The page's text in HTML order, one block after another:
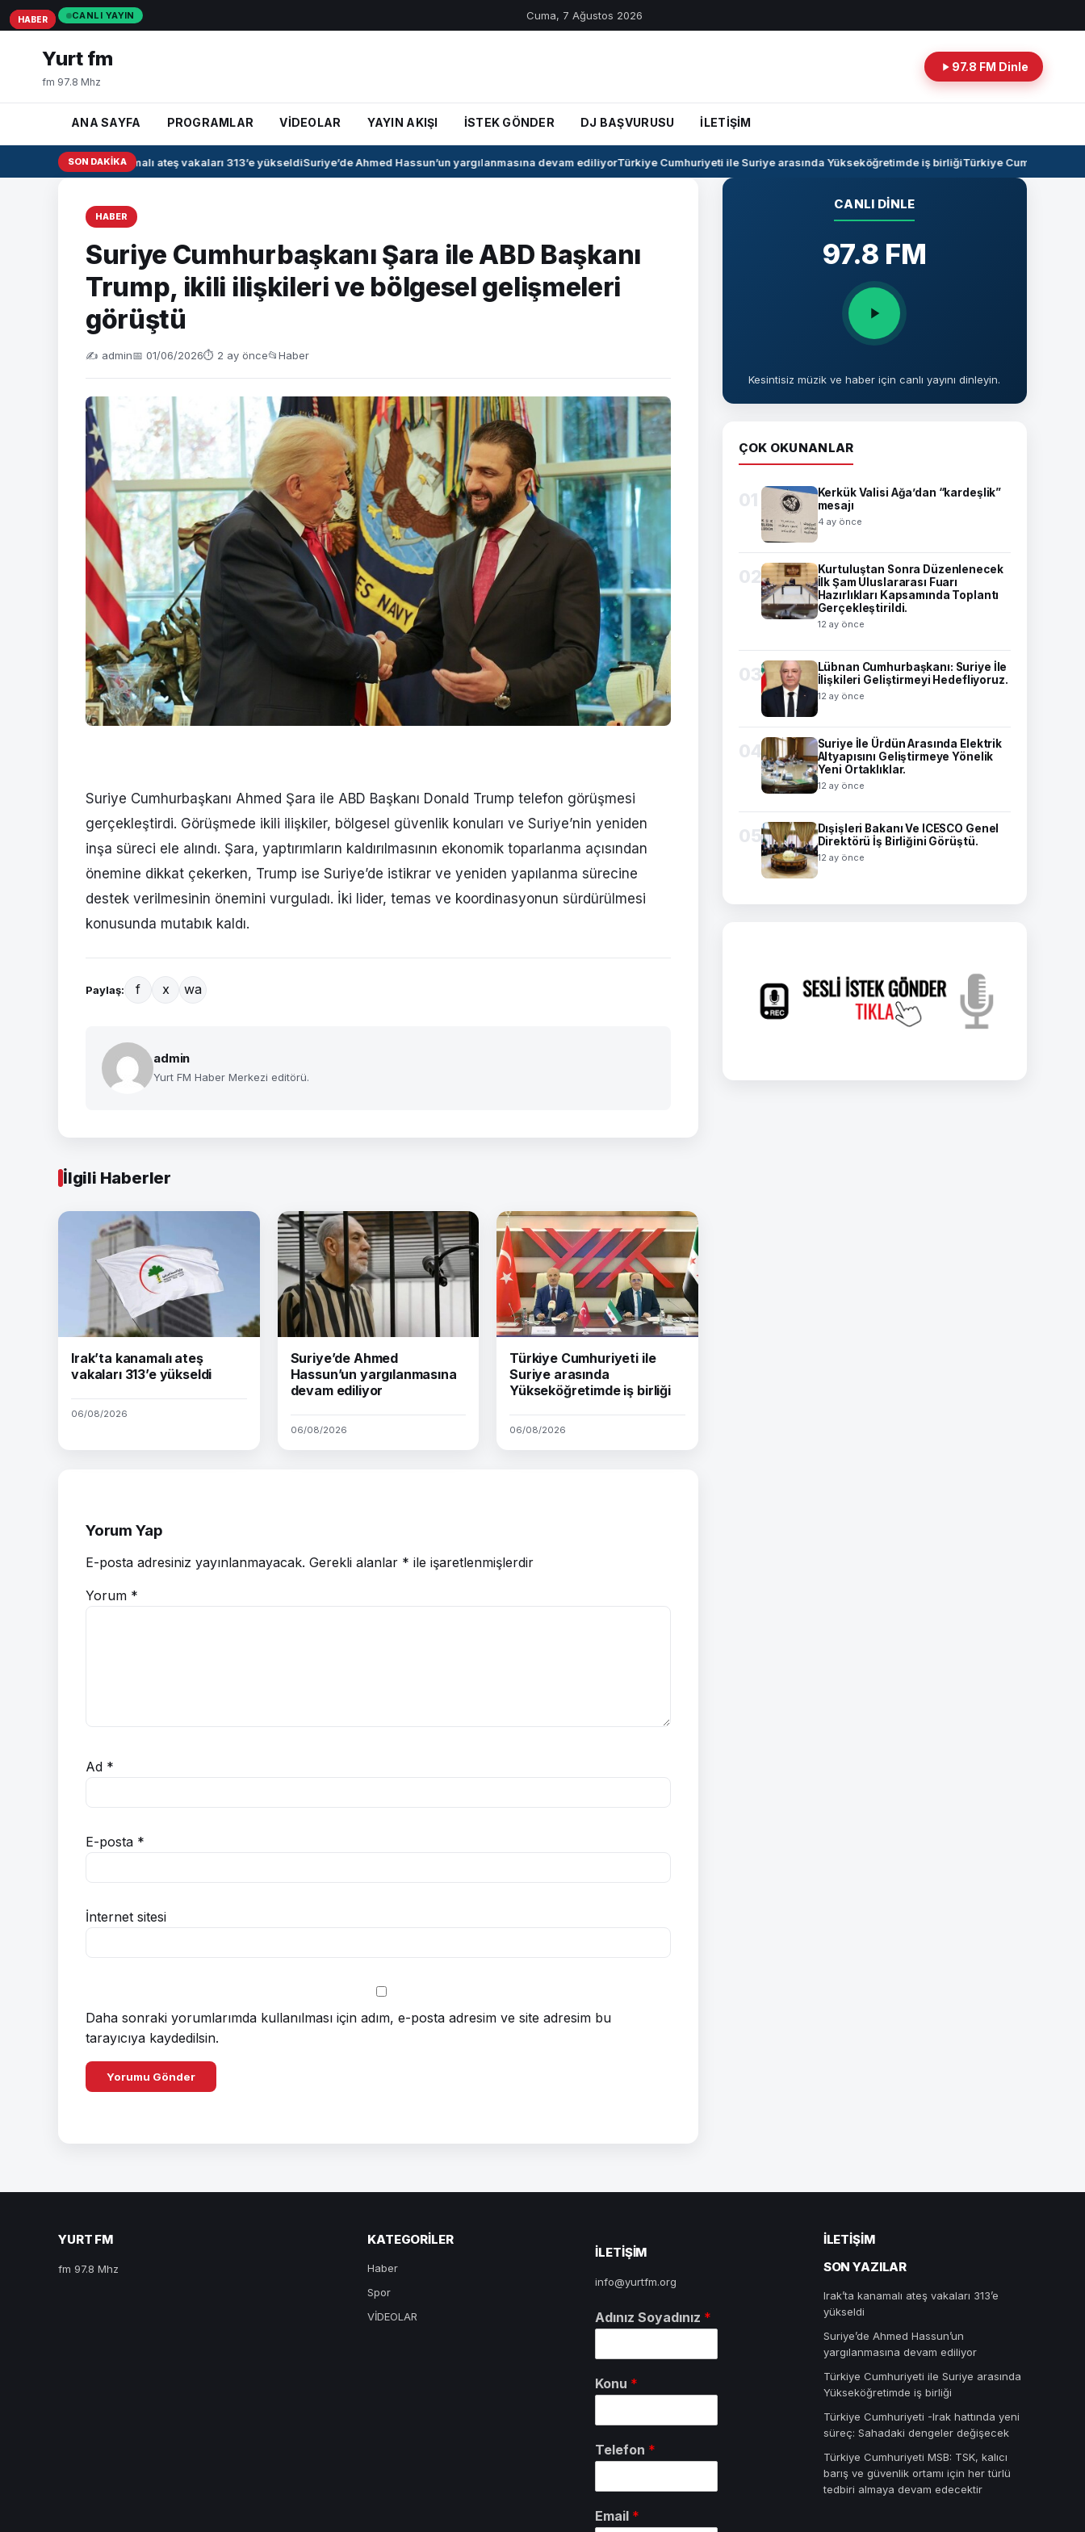
CANLI YAYIN Cuma, 7 Ağustos 2026
Yurt fm
fm 97.8 Mhz
97.8 FM Dinle
ANA SAYFA PROGRAMLAR VİDEOLAR YAYIN AKIŞI İSTEK GÖNDER DJ BAŞVURUSU İLETİŞİM
SON DAKIKA
Irak’ta kanamalı ateş vakaları 313’e yükseldiSuriye’de Ahmed Hassun’un yargılanmasına devam ediliyorTürkiye Cumhuriyeti ile Suriye arasında Yükseköğretimde iş birliğiTürkiye Cumhuriyeti -
HABER
Suriye Cumhurbaşkanı Şara ile ABD Başkanı
Trump, ikili ilişkileri ve bölgesel gelişmeleri
görüştü
✍️ admin📅 01/06/2026⏱ 2 ay önce📂Haber
Suriye Cumhurbaşkanı Ahmed Şara ile ABD Başkanı Donald Trump telefon görüşmesi
gerçekleştirdi. Görüşmede ikili ilişkiler, bölgesel güvenlik konuları ve Suriye’nin yeniden
inşa süreci ele alındı. Şara, yaptırımların kaldırılmasının ekonomik toparlanma açısından
önemine dikkat çekerken, Trump ise Suriye’de istikrar ve yeniden yapılanma sürecine
destek verilmesinin önemini vurguladı. İki lider, temas ve koordinasyonun sürdürülmesi
konusunda mutabık kaldı.
Paylaş: f x wa
admin
Yurt FM Haber Merkezi editörü.
İlgili Haberler
HABER
Irak’ta kanamalı ateş
vakaları 313’e yükseldi
06/08/2026
HABER
Suriye’de Ahmed
Hassun’un yargılanmasına
devam ediliyor
06/08/2026
HABER
Türkiye Cumhuriyeti ile
Suriye arasında
Yükseköğretimde iş birliği
06/08/2026
Yorum Yap
E-posta adresiniz yayınlanmayacak. Gerekli alanlar * ile işaretlenmişlerdir
Yorum *
Ad *
E-posta *
İnternet sitesi
Daha sonraki yorumlarımda kullanılması için adım, e-posta adresim ve site adresim bu
tarayıcıya kaydedilsin.
CANLI DINLE
97.8 FM
Kesintisiz müzik ve haber için canlı yayını dinleyin.
ÇOK OKUNANLAR
01
Kerkük Valisi Ağa’dan “kardeşlik”
mesajı
4 ay önce
02
Kurtuluştan Sonra Düzenlenecek
İlk Şam Uluslararası Fuarı
Hazırlıkları Kapsamında Toplantı
Gerçekleştirildi.
12 ay önce
03
Lübnan Cumhurbaşkanı: Suriye İle
İlişkileri Geliştirmeyi Hedefliyoruz.
12 ay önce
04
Suriye İle Ürdün Arasında Elektrik
Altyapısını Geliştirmeye Yönelik
Yeni Ortaklıklar.
12 ay önce
05
Dışişleri Bakanı Ve ICESCO Genel
Direktörü İş Birliğini Görüştü.
12 ay önce
YURT FM
fm 97.8 Mhz
KATEGORILER
Haber
Spor
VİDEOLAR
ILETIŞIM
info@yurtfm.org
Adınız Soyadınız *
Konu *
Telefon *
Email *
İLETIŞIM
SON YAZILAR
Irak’ta kanamalı ateş vakaları 313’e
yükseldi
Suriye’de Ahmed Hassun’un
yargılanmasına devam ediliyor
Türkiye Cumhuriyeti ile Suriye arasında
Yükseköğretimde iş birliği
Türkiye Cumhuriyeti -Irak hattında yeni
süreç: Sahadaki dengeler değişecek
Türkiye Cumhuriyeti MSB: TSK, kalıcı
barış ve güvenlik ortamı için her türlü
tedbiri almaya devam edecektir